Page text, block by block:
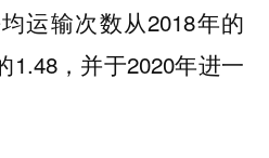
运输次数从2018年的
1.48，并于2020年进一